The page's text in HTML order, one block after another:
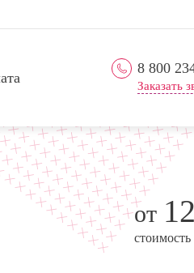
8 800
Заказать
от
стоимость